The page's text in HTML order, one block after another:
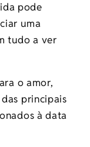
pode
uma
tudo a ver
o amor,
principais
à data